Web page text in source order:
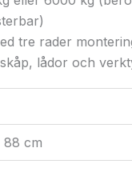
tre rader
lådor och
88 cm